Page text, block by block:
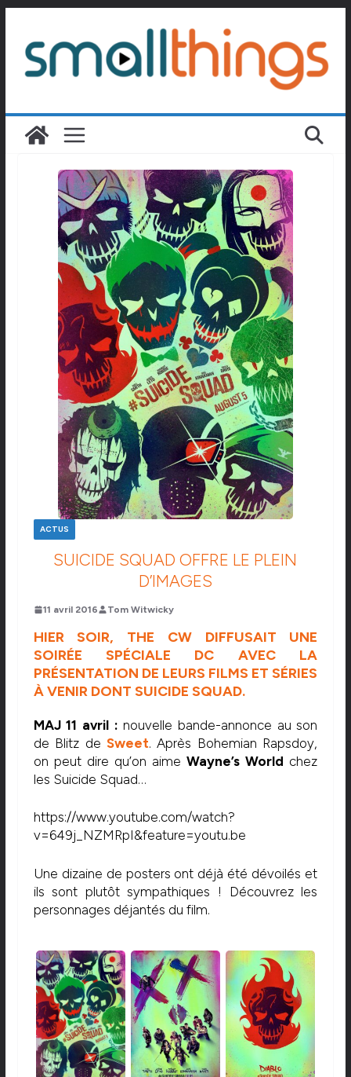
contenu
ACTUS
SUICIDE SQUAD OFFRE LE PLEIN
D’IMAGES
11 avril 2016 Tom Witwicky
HIER SOIR, THE CW DIFFUSAIT UNE
SOIRÉE SPÉCIALE DC AVEC LA
PRÉSENTATION DE LEURS FILMS ET SÉRIES
À VENIR DONT SUICIDE SQUAD.
MAJ 11 avril : nouvelle bande-annonce au son
de Blitz de Sweet. Après Bohemian Rapsdoy,
on peut dire qu’on aimeWayne’s World chez
les Suicide Squad…
https://www.youtube.com/watch?
v=649j_NZMRpI&feature=youtu.be
Une dizaine de posters ont déjà été dévoilés et
ils sont plutôt sympathiques ! Découvrez les
personnages déjantés du film.